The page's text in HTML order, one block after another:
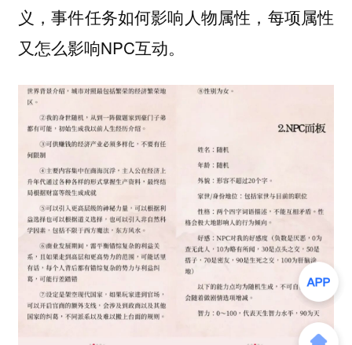
义，事件任务如何影响人物属性，每项属性
又怎么影响NPC互动。